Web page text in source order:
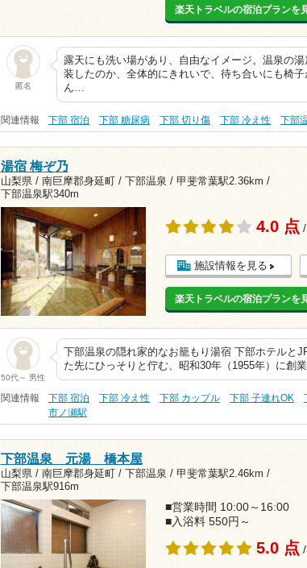
楽天トラベルの宿泊プランを
匿名
露天にも洗い場があり、自由なイメージ。温泉の
装したのか、全体的にきれいで、待ち合いにも椅
ん…
関連情報 下部 宿泊 下部 糖尿病 下部 切り傷 下部 冷え性 下部
湯宿 梅ぞ乃
山梨県 / 南巨摩郡身延町 / 下部温泉 / 甲斐常葉駅2.36km /
下部温泉駅340m
4.0 点
施設情報を見る
楽天トラベルの宿泊プランを
50代～ 男性
下部温泉の隠れ家的なお籠もり湯宿 下部ホテルと
た先にひっそりと佇む、昭和30年（1955年）に創
関連情報 下部 宿泊 下部 冷え性 下部 カップル 下部 子連れOK
市ノ瀬駅
下部温泉 元湯 橋本屋
山梨県 / 南巨摩郡身延町 / 下部温泉 / 甲斐常葉駅2.46km /
下部温泉駅916m
■営業時間 10:00～16:00
■入浴料 550円～
5.0 点